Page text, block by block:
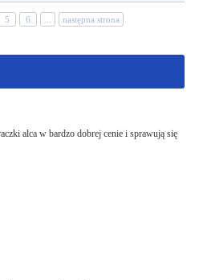
5 6 następna strona
alca w bardzo dobrej cenie i sprawują się